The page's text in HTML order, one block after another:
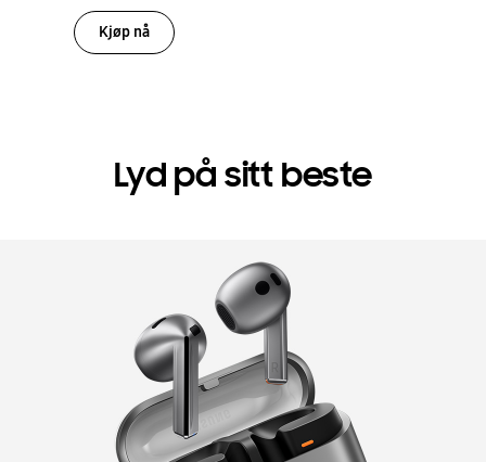
Kjøp nå
Lyd på sitt beste